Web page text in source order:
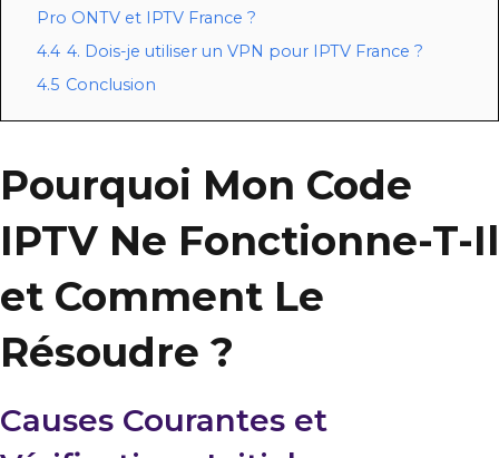
Pro ONTV et IPTV France ?
4.4 4. Dois-je utiliser un VPN pour IPTV France ?
4.5 Conclusion
Pourquoi Mon Code
IPTV Ne Fonctionne-T-Il
et Comment Le
Résoudre ?
Causes Courantes et